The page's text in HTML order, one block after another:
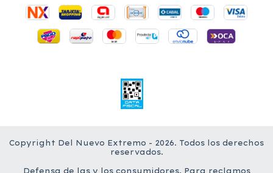
Copyright Del Nuevo Extremo - 2026. Todos los derechos
reservados.
Defensa de las y los consumidores. Para reclamos